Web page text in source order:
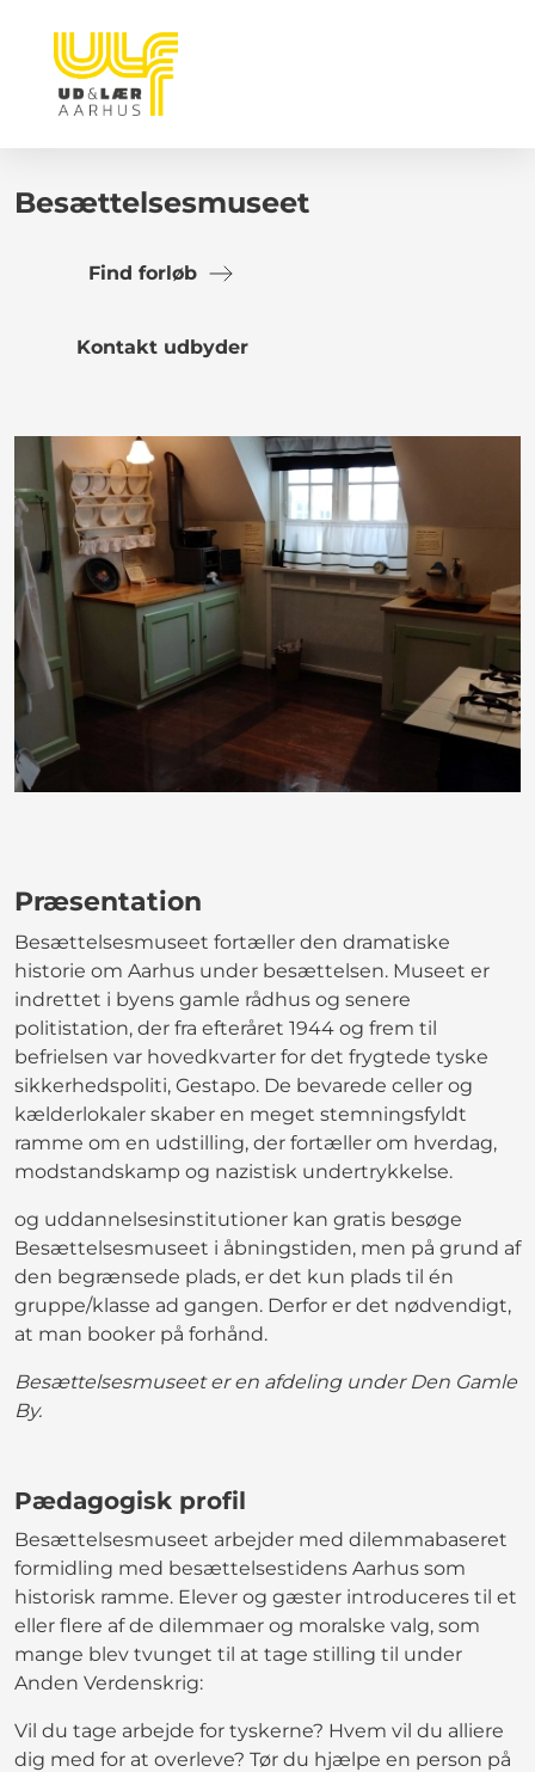
Besættelsesmuseet
Find forløb
Kontakt udbyder
Præsentation
Besættelsesmuseet fortæller den dramatiske
historie om Aarhus under besættelsen. Museet er
indrettet i byens gamle rådhus og senere
politistation, der fra efteråret 1944 og frem til
befrielsen var hovedkvarter for det frygtede tyske
sikkerhedspoliti, Gestapo. De bevarede celler og
kælderlokaler skaber en meget stemningsfyldt
ramme om en udstilling, der fortæller om hverdag,
modstandskamp og nazistisk undertrykkelse.
og uddannelsesinstitutioner kan gratis besøge
Besættelsesmuseet i åbningstiden, men på grund af
den begrænsede plads, er det kun plads til én
gruppe/klasse ad gangen. Derfor er det nødvendigt,
at man booker på forhånd.
Besættelsesmuseet er en afdeling under Den Gamle
By.
Pædagogisk profil
Besættelsesmuseet arbejder med dilemmabaseret
formidling med besættelsestidens Aarhus som
historisk ramme. Elever og gæster introduceres til et
eller flere af de dilemmaer og moralske valg, som
mange blev tvunget til at tage stilling til under
Anden Verdenskrig:
Vil du tage arbejde for tyskerne? Hvem vil du alliere
dig med for at overleve? Tør du hjælpe en person på